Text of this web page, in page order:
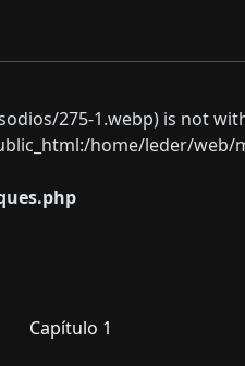
275-1.webp) is not
home/leder/
Capítulo 1